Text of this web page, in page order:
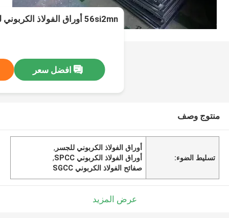
56si2mn أوراق الفولاذ الكربوني للجسر SGCC SPCC
افضل سعر
منتوج وصف
تسليط الضوء:
أوراق الفولاذ الكربوني للجسر ,
أوراق الفولاذ الكربوني SPCC
,
صفائح الفولاذ الكربوني SGCC
عرض المزيد